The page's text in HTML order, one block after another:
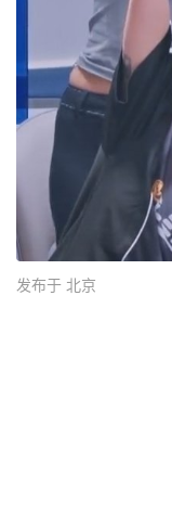
发布于 北京